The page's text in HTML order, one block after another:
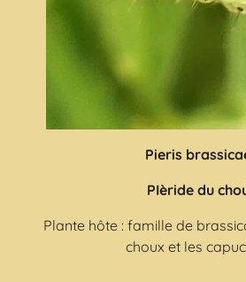
Pieris
PIèride du
Plante hôte : famille de
choux et les